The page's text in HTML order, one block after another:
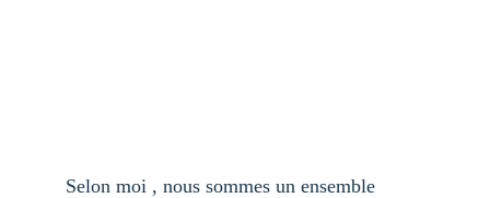
Selon moi , nous sommes un ensemble